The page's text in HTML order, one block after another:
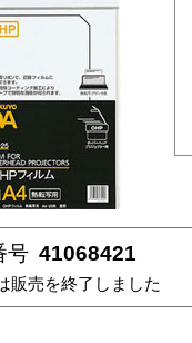
号 41068421
販売を終了しました